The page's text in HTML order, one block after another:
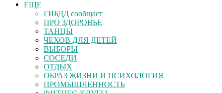
ЕЩЕ
ГИБДД сообщает
ПРО ЗДОРОВЬЕ
ТАНЦЫ
ЧЕХОВ ДЛЯ ДЕТЕЙ
ВЫБОРЫ
СОСЕДИ
ОТДЫХ
ОБРАЗ ЖИЗНИ И ПСИХОЛОГИЯ
ПРОМЫШЛЕННОСТЬ